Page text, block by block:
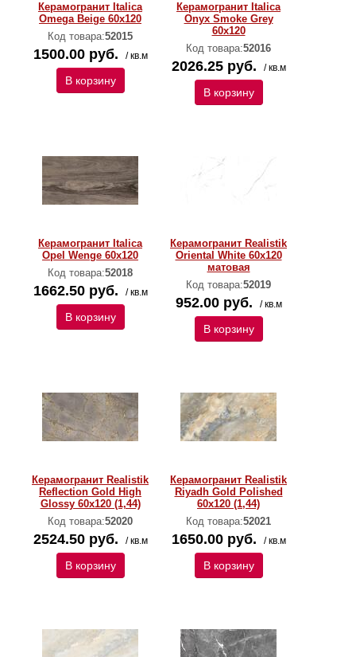
Керамогранит Italica
Omega Beige 60x120
Код товара:52015
1500.00 руб. / кв.м
В корзину
Керамогранит Italica
Onyx Smoke Grey
60x120
Код товара:52016
2026.25 руб. / кв.м
В корзину
Керамогранит Italica
Opel Wenge 60x120
Код товара:52018
1662.50 руб. / кв.м
В корзину
Керамогранит Realistik
Oriental White 60x120
матовая
Код товара:52019
952.00 руб. / кв.м
В корзину
Керамогранит Realistik
Reflection Gold High
Glossy 60x120 (1,44)
Код товара:52020
2524.50 руб. / кв.м
В корзину
Керамогранит Realistik
Riyadh Gold Polished
60x120 (1,44)
Код товара:52021
1650.00 руб. / кв.м
В корзину